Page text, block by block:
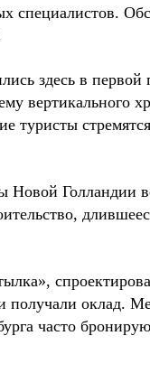
специалистов.
здесь в
вертикального
туристы
Голландии
оклад.
часто